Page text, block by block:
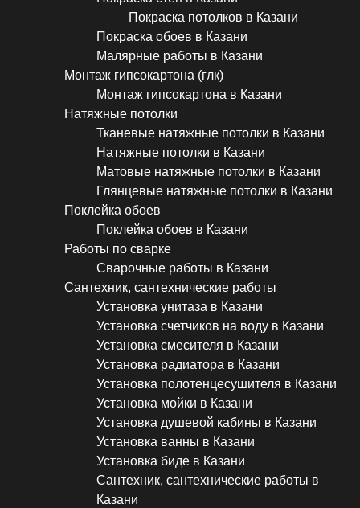
Покраска потолков в Казани
Покраска обоев в Казани
Малярные работы в Казани
Монтаж гипсокартона (глк)
Монтаж гипсокартона в Казани
Натяжные потолки
Тканевые натяжные потолки в Казани
Натяжные потолки в Казани
Матовые натяжные потолки в Казани
Глянцевые натяжные потолки в Казани
Поклейка обоев
Поклейка обоев в Казани
Работы по сварке
Сварочные работы в Казани
Сантехник, сантехнические работы
Установка унитаза в Казани
Установка счетчиков на воду в Казани
Установка смесителя в Казани
Установка радиатора в Казани
Установка полотенцесушителя в Казани
Установка мойки в Казани
Установка душевой кабины в Казани
Установка ванны в Казани
Установка биде в Казани
Сантехник, сантехнические работы в
Казани